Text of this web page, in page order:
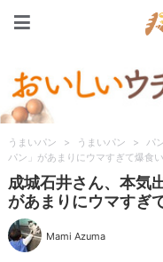
うまいパン > うまいパン > パ
パン」があまりにウマすぎて爆食い
成城石井さん、本気
があまりにウマすぎ
Mami Azuma